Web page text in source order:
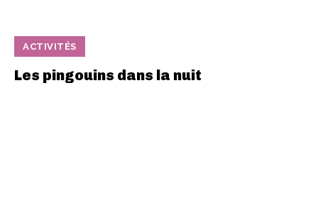
ACTIVITÉS
Les pingouins dans la nuit